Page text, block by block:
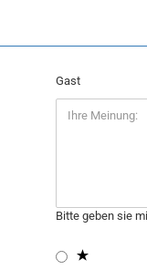
Gast
Bitte geben sie